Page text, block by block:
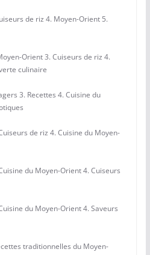
de riz 4. Moyen-Orient 5.
Orient 3. Cuiseurs de riz 4.
culinaire
3. Recettes 4. Cuisine du
de riz 4. Cuisine du Moyen-
du Moyen-Orient 4. Cuiseurs
du Moyen-Orient 4. Saveurs
traditionnelles du Moyen-